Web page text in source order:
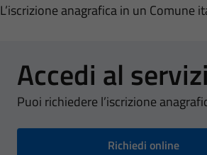
L’iscrizione anagrafica in un Comune
Accedi al
Puoi richiedere l’iscrizione
Richiedi online